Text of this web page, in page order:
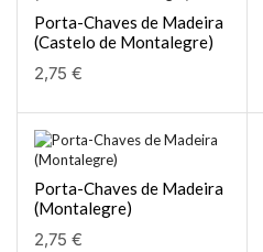
Porta-Chaves de Madeira
(Castelo de Montalegre)
2,75 €
Porta-Chaves de Madeira
(Montalegre)
2,75 €